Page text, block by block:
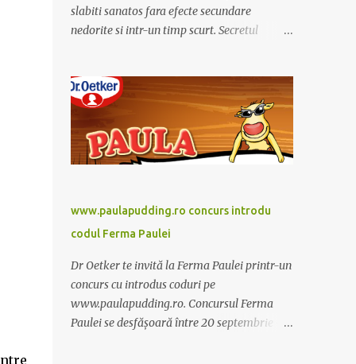
slabiti sanatos fara efecte secundare
nedorite si intr-un timp scurt. Secretul
trebuie sa folositi o dieta anume iar
Alcachofa se administreaza usor, cate o
sticluta pe zi. Cutia de Alcachofa contine 14
sticlute. Pret 189 lei.
www.paulapudding.ro concurs introdu
codul Ferma Paulei
Dr Oetker te invită la Ferma Paulei printr-un
concurs cu introdus coduri pe
www.paulapudding.ro. Concursul Ferma
Paulei se desfășoară între 20 septembrie -